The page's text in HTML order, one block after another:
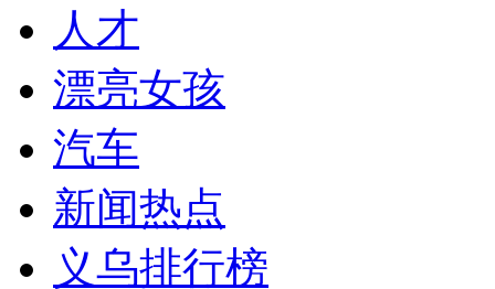
人才
漂亮女孩
汽车
新闻热点
义乌排行榜